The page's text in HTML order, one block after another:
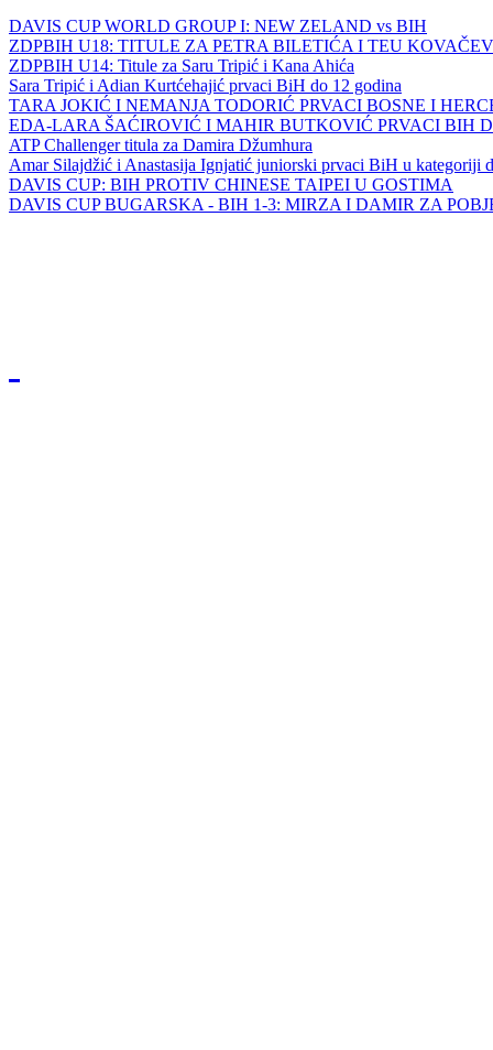
DAVIS CUP WORLD GROUP I: NEW ZELAND vs BIH
ZDPBIH U18: TITULE ZA PETRA BILETIĆA I TEU
ZDPBIH U14: Titule za Saru Tripić i Kana Ahića
Sara Tripić i Adian Kurtćehajić prvaci BiH do 12 godina
TARA JOKIĆ I NEMANJA TODORIĆ PRVACI BOSNE I
EDA-LARA ŠAĆIROVIĆ I MAHIR BUTKOVIĆ PRVACI BIH
ATP Challenger titula za Damira Džumhura
Amar Silajdžić i Anastasija Ignjatić juniorski prvaci BiH u kategoriji
DAVIS CUP: BIH PROTIV CHINESE TAIPEI U GOSTIMA
DAVIS CUP BUGARSKA - BIH 1-3: MIRZA I DAMIR ZA